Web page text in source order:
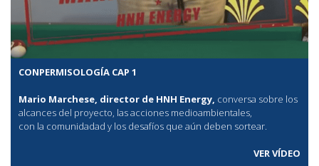
CONPERMISOLOGÍA CAP 1
Mario Marchese, director de HNH Energy, conversa sobre los
alcances del proyecto, las acciones medioambientales,
con la comunidadad y los desafíos que aún deben sortear.
VER VÍDEO